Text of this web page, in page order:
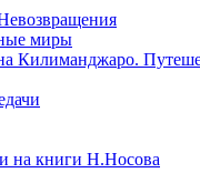
миры
Килиманджаро.
на книги Н.Носова